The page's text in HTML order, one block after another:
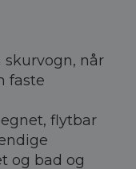
når
faste
flytbar
og bad og